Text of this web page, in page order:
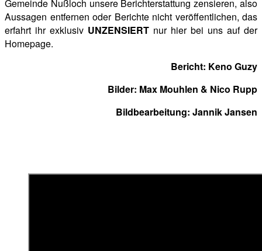
Gemeinde Nußloch unsere Berichterstattung zensieren, also
Aussagen entfernen oder Berichte nicht veröffentlichen, das
erfahrt ihr exklusiv UNZENSIERT nur hier bei uns auf der
Homepage.
Bericht: Keno Guzy
Bilder: Max Mouhlen & Nico Rupp
Bildbearbeitung: Jannik Jansen